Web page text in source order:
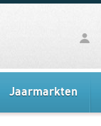
Jaarmarkten